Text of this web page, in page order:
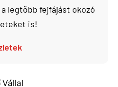
legtöbb fejfájást okozó
is!